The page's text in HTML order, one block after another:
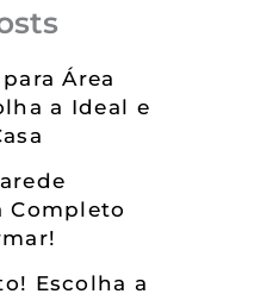
Área
a Ideal e
Completo
Escolha a